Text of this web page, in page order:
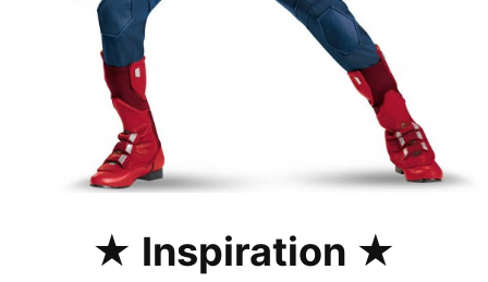
★ Inspiration ★